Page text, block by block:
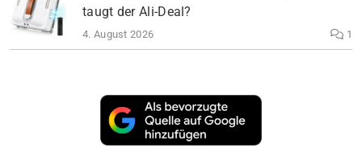
taugt der Ali-Deal?
4. August 2026 1